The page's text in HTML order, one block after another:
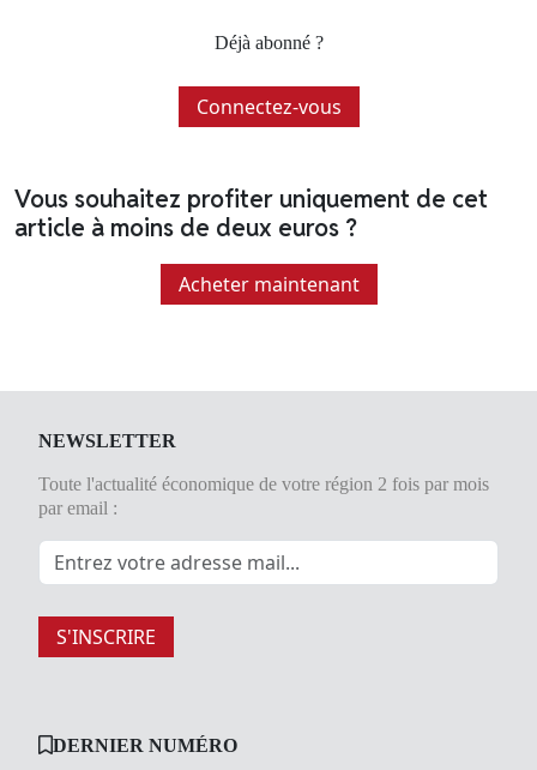
Déjà abonné ?
Connectez-vous
Vous souhaitez profiter uniquement de cet
article à moins de deux euros ?
Acheter maintenant
NEWSLETTER
Toute l'actualité économique de votre région 2 fois par mois
par email :
S'INSCRIRE
DERNIER NUMÉRO